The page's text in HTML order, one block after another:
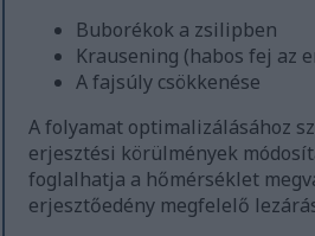
Buborékok a zsilipben
Krausening (habos fej az
A fajsúly csökkenése
A folyamat optimalizálásához
erjesztési körülmények
foglalhatja a hőmérséklet
erjesztőedény megfelelő